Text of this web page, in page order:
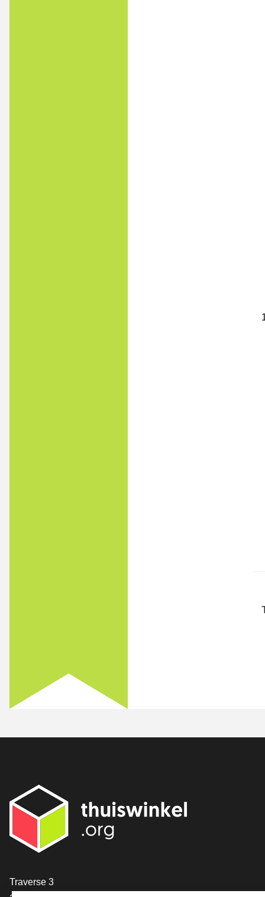
[_General:Contact]
Traverse 3